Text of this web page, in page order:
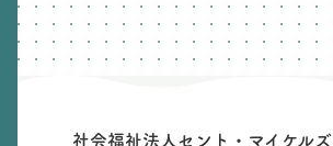
社会福祉法人セント・マイケルズ